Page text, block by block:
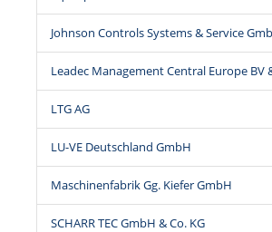
Johnson Controls Systems & Service
Leadec Management Central Europe BV
LTG AG
LU-VE Deutschland GmbH
Maschinenfabrik Gg. Kiefer GmbH
SCHARR TEC GmbH & Co. KG